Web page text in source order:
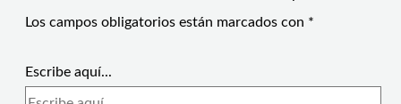
Los campos obligatorios están marcados con *
Escribe aquí...